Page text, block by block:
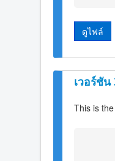
ดูไฟล์
เวอร์ชัน
This is